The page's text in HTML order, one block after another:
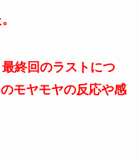
終回のラストにつ
モヤモヤの反応や感